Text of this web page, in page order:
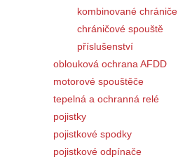
kombinované chrániče
chráničové spouště
příslušenství
oblouková ochrana AFDD
motorové spouštěče
tepelná a ochranná relé
pojistky
pojistkové spodky
pojistkové odpínače